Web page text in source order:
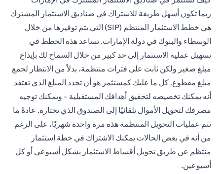
ربما تكون أسهل طريقة للاشتراك في صناديق الاستثمار المشترك
هي خطط الاستثمار المنتظم (SIP) التي يتم توفيرها من خلال
الوسطاء والبنوك في دولة الإمارات. تساعد هذه الخطط في
تسهيل عملية الاستثمار إلى حد كبير من خلال السماح لك بإيداع
مبلغ صغير ولكن ثابت على فترات منتظمة، بدلاً من الانتظار لجمع
مبلغ مقطوع. كل ما عليك كمستثمر هو أن تحدد المبلغ الذي تعتقد
أنه يمكنك تخصيصه لتحقيق أهدافك المستقبلية - ويمكنك توجيه
مصرفك لتحويل الأموال تلقائيًا إلى الصندوق الذي تختاره. عادةً ما
تتم عمليات التحويل المنتظمة هذه مرة واحدة شهريًا، على الرغم
من أنه في بعض الحالات يمكنك الاشتراك في خطة استثمار
منتظم عن طريق تحويل أقساط الاستثمار بشكل أسبوعي أو كل
أسبوعين.